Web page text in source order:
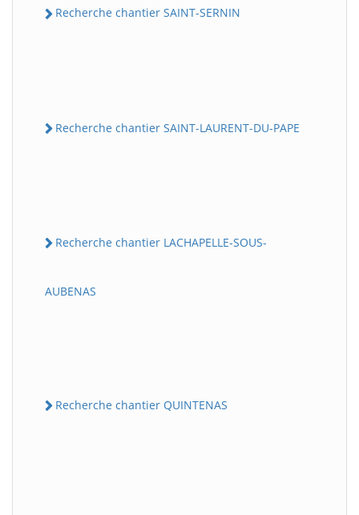
Recherche chantier SAINT-SERNIN
Recherche chantier SAINT-LAURENT-DU-PAPE
Recherche chantier LACHAPELLE-SOUS-
AUBENAS
Recherche chantier QUINTENAS